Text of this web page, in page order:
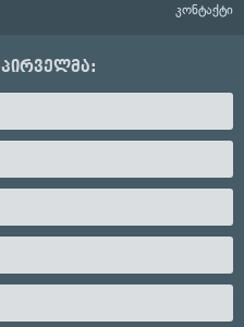
კონტაქტი
პირველმა: